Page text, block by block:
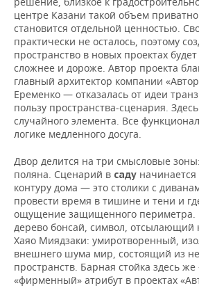
центре Казани такой объем
становится отдельной ценностью.
практически не осталось, поэтому
пространство в новых проектах
сложнее и дороже. Автор проекта
главный архитектор компании
Еременко — отказалась от идеи
пользу пространства-сценария.
случайного элемента. Все
логике медленного досуга.
Двор делится на три смысловые
поляна. Сценарий в саду
контуру дома — это столики с
провести время в тишине и тени и
ощущение защищенного периметра.
дерево бонсай, символ, отсылающий
Хаяо Миядзаки: умиротворенный,
внешнего шума мир, состоящий из
пространств. Барная стойка здесь
«фирменный» атрибут в проектах